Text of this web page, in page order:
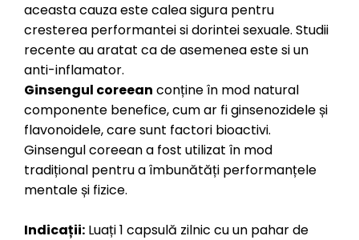
aceasta cauza este calea sigura pentru
cresterea performantei si dorintei sexuale. Studii
recente au aratat ca de asemenea este si un
anti-inflamator.
Ginsengul coreean conține în mod natural
componente benefice, cum ar fi ginsenozidele și
flavonoidele, care sunt factori bioactivi.
Ginsengul coreean a fost utilizat în mod
tradițional pentru a îmbunătăți performanțele
mentale și fizice.
Indicații: Luați 1 capsulă zilnic cu un pahar de